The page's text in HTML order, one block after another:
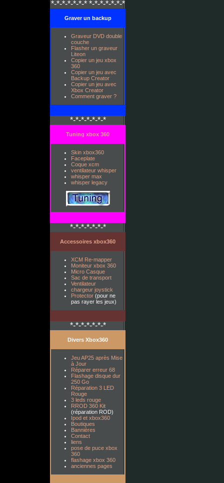
*-*-*-*-*-*-* *-*-*-*-*-*-*
Graver un backup
Graveur DVD double
couche
Flasher un graveur
Liteon
Copier un jeu xbox
360
Copier un jeu avec
Backup Creator
Copier un jeu avec
Xbox Creator
Comment graver ?
*-*-*-*-*-*-*
Tuning xbox 360
Skin xbox360
Faceplate
Coque xcm
ventilateur whisper
whisper max
whisper legacy
*-*-*-*-*-*-*
Accessoires xbox360
XCM Re-mapper
Moniteur xbox 360
Micro Casque
Sac de transport
Ventilateur
chargeur joystick
Protector (pour ne
pas rayer les jeux)
*-*-*-*-*-*-*
Divers Xbox360
Jeu AP25 après Mise
à Jour
Réparer erreur 68
Flashage disque dur
250 Go
Réparation 3 LED
Rouge
3 leds rouge
RROD 360 Kit
(réparation ROD)
Ipod et xbox360
Boutiques
Bannières
Contact
liens
pose de puce xbox
360
flashage xbox 360
anciennes pages